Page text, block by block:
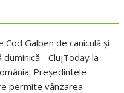
Galben de caniculă și
- ClujToday la
Președintele
permite vânzarea